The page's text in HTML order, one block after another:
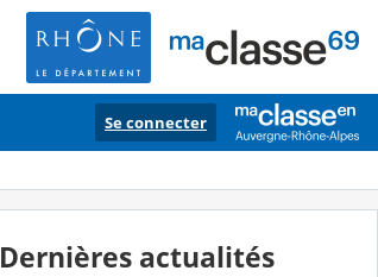
Se connecter
Dernières actualités